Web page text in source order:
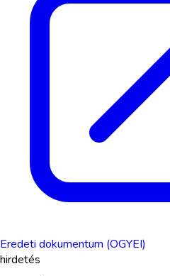
Eredeti dokumentum (OGYEI)
hirdetés